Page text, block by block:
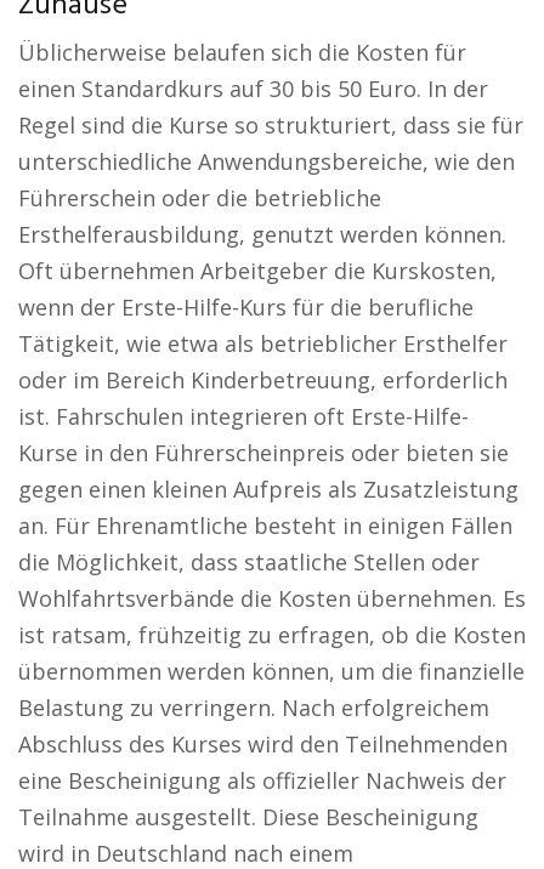
Üblicherweise belaufen sich die Kosten für
einen Standardkurs auf 30 bis 50 Euro. In der
Regel sind die Kurse so strukturiert, dass sie für
unterschiedliche Anwendungsbereiche, wie den
Führerschein oder die betriebliche
Ersthelferausbildung, genutzt werden können.
Oft übernehmen Arbeitgeber die Kurskosten,
wenn der Erste-Hilfe-Kurs für die berufliche
Tätigkeit, wie etwa als betrieblicher Ersthelfer
oder im Bereich Kinderbetreuung, erforderlich
ist. Fahrschulen integrieren oft Erste-Hilfe-
Kurse in den Führerscheinpreis oder bieten sie
gegen einen kleinen Aufpreis als Zusatzleistung
an. Für Ehrenamtliche besteht in einigen Fällen
die Möglichkeit, dass staatliche Stellen oder
Wohlfahrtsverbände die Kosten übernehmen. Es
ist ratsam, frühzeitig zu erfragen, ob die Kosten
übernommen werden können, um die finanzielle
Belastung zu verringern. Nach erfolgreichem
Abschluss des Kurses wird den Teilnehmenden
eine Bescheinigung als offizieller Nachweis der
Teilnahme ausgestellt. Diese Bescheinigung
wird in Deutschland nach einem